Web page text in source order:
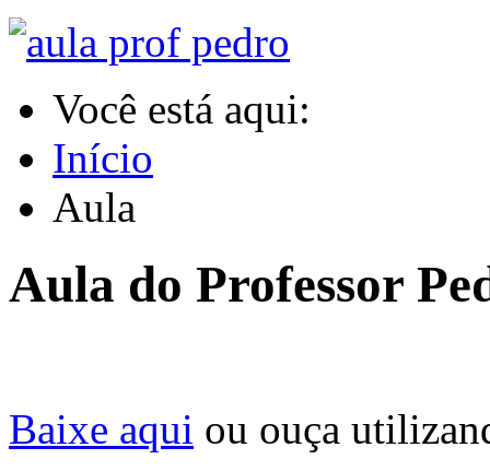
Você está aqui:
Início
Aula
Aula do Professor
Baixe aqui ou ouça